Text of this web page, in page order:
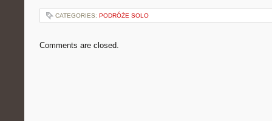
CATEGORIES: PODRÓŻE SOLO
Comments are closed.